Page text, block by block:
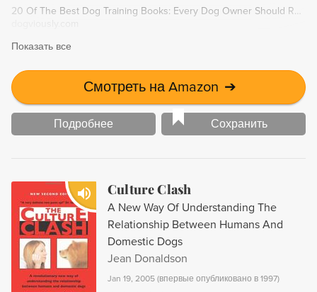
20 Of The Best Dog Training Books: Every Dog Owner Should Read In 2019 | Dogviously
Показать все
Смотреть на Amazon ➔
Подробнее Сохранить
Culture Clash
A New Way Of Understanding The
Relationship Between Humans And
Domestic Dogs
Jean Donaldson
Jan 19, 2005 (впервые опубликовано в 1997)